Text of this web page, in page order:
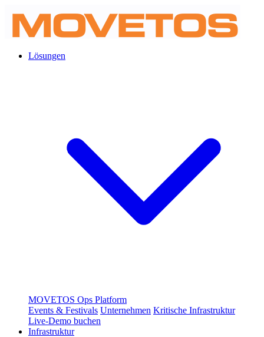
Lösungen
MOVETOS Ops Platform
Events & Festivals Unternehmen Kritische Infrastruktur
Live-Demo buchen
Infrastruktur